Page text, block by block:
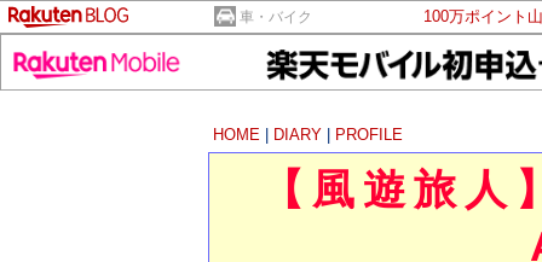
車・バイク 100万ポイント
HOME
DIARY PROFILE
【風遊